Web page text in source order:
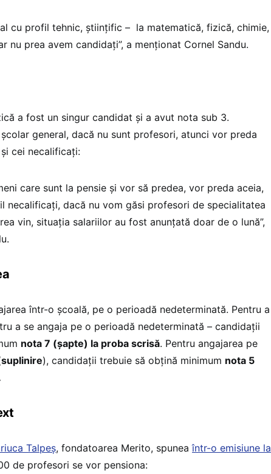
cu profil tehnic, științific – la matematică, fizică, chimie,
nu prea avem candidați”, a menționat Cornel Sandu.
a fost un singur candidat și a avut nota sub 3.
general, dacă nu sunt profesori, atunci vor preda
cei necalificați:
care sunt la pensie și vor să predea, vor preda aceia,
necalificați, dacă nu vom găsi profesori de specialitatea
vin, situația salariilor au fost anunțată doar de o lună”,
într-o școală, pe o perioadă nedeterminată. Pentru a
a se angaja pe o perioadă nedeterminată – candidații
nota 7 (şapte) la proba scrisă. Pentru angajarea pe
suplinire), candidaţii trebuie să obţină minimum nota 5
Talpeș, fondatoarea Merito, spuneaîntr-o emisiune la
de profesori se vor pensiona: